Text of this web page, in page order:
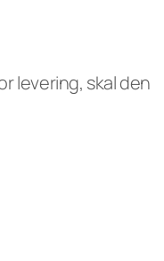
levering, skal den